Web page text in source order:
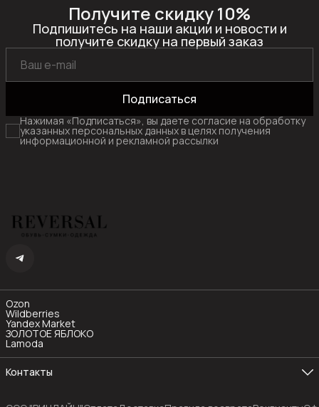
Получите скидку 10%
Подпишитесь на наши акции и новости и
получите скидку на первый заказ
Подписаться
Нажимая «Подписаться», вы даете согласие на обработку
указанных персональных данных в целях получения
информационной и рекламной рассылки
Ozon
Wildberries
Yandex Market
ЗОЛОТОЕ ЯБЛОКО
Lamoda
Контакты
8 (985) 480-77-55